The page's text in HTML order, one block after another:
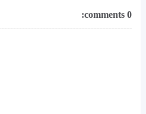
0 comments: